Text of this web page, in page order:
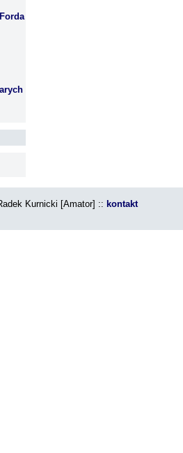
Kurnicki [Amator] :: kontakt